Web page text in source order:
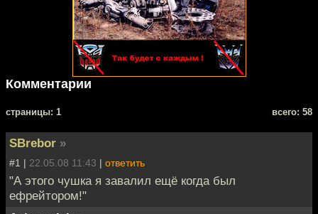
Комментарии
cтраницы: 1 всего: 58
SBrebor »
#1 | 22.05.08 11:43 | ответить
"А этого чушка я завалил ещё когда был
ефрейтором!"